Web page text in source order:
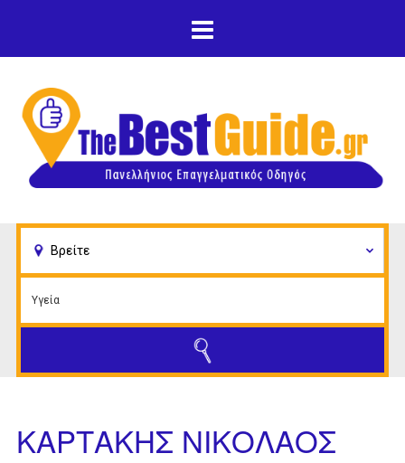
κυρίως περιεχόμενο
ΚΑΡΤΑΚΗΣ ΝΙΚΟΛΑΟΣ